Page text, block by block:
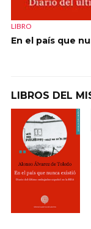
LIBRO
En el país que
LIBROS DEL